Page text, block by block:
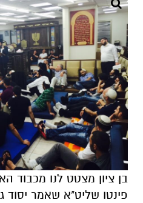
בן ציון מצטט לנו מכבוד
פינטו שליט"א שאמר